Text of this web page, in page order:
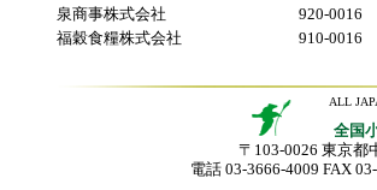
泉商事株式会社
920-0016
福穀食糧株式会社
910-0016
ALL
全国
〒103-0026 東京都
電話 03-3666-4009 FAX